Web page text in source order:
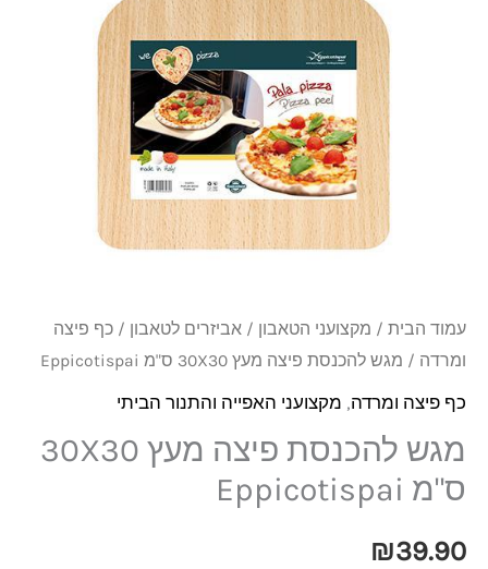
עמוד הבית / מקצועני הטאבון / אביזרים לטאבון / כף פיצה
ומרדה / מגש להכנסת פיצה מעץ 30X30 ס"מ Eppicotispai
כף פיצה ומרדה, מקצועני האפייה והתנור הביתי
מגש להכנסת פיצה מעץ 30X30
ס"מ Eppicotispai
₪39.90
Eppicotispai